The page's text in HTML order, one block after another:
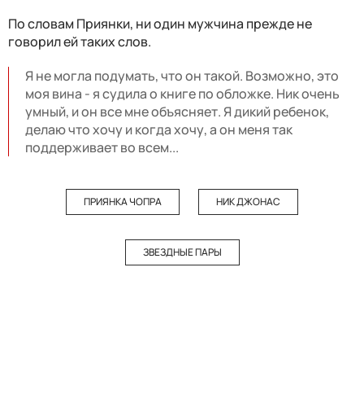
По словам Приянки, ни один мужчина прежде не
говорил ей таких слов.
Я не могла подумать, что он такой. Возможно, это
моя вина - я судила о книге по обложке. Ник очень
умный, и он все мне объясняет. Я дикий ребенок,
делаю что хочу и когда хочу, а он меня так
поддерживает во всем...
ПРИЯНКА ЧОПРА НИК ДЖОНАС
ЗВЕЗДНЫЕ ПАРЫ